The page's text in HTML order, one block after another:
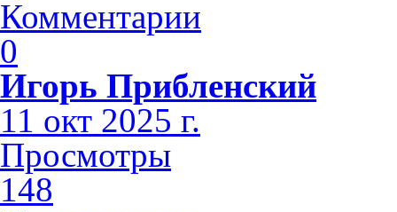
Комментарии
0
Игорь Прибленский
11 окт 2025 г.
Просмотры
148